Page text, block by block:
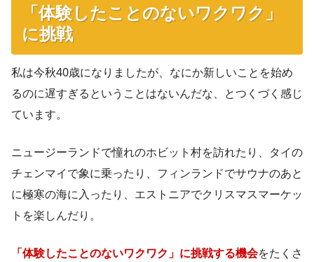
「体験したことのないワクワク」
に挑戦
私は今秋40歳になりましたが、なにか新しいことを始め
るのに遅すぎるということはないんだな、とつくづく感じ
ています。
ニュージーランドで憧れのホビット村を訪れたり、タイの
チェンマイで象に乗ったり、フィンランドでサウナのあと
に極寒の海に入ったり、エストニアでクリスマスマーケッ
トを楽しんだり。
「体験したことのないワクワク」に挑戦する機会をたくさ